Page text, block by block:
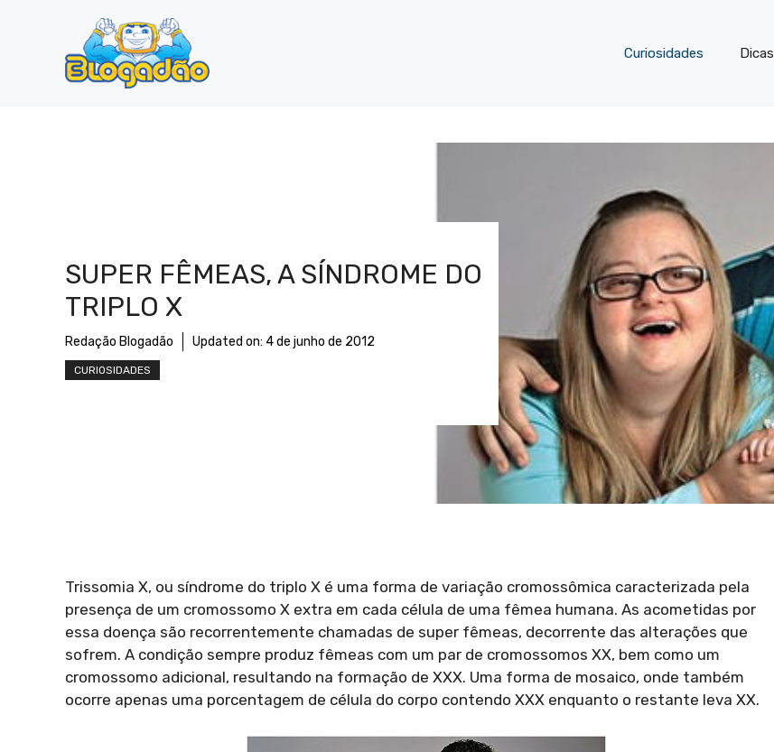
conteúdo
Curiosidades Dicas
SUPER FÊMEAS, A SÍNDROME DO
TRIPLO X
Redação Blogadão Updated on: 4 de junho de 2012
CURIOSIDADES
Trissomia X, ou síndrome do triplo X é uma forma de variação cromossômica caracterizada pela
presença de um cromossomo X extra em cada célula de uma fêmea humana. As acometidas por
essa doença são recorrentemente chamadas de super fêmeas, decorrente das alterações que
sofrem. A condição sempre produz fêmeas com um par de cromossomos XX, bem como um
cromossomo adicional, resultando na formação de XXX. Uma forma de mosaico, onde também
ocorre apenas uma porcentagem de célula do corpo contendo XXX enquanto o restante leva XX.